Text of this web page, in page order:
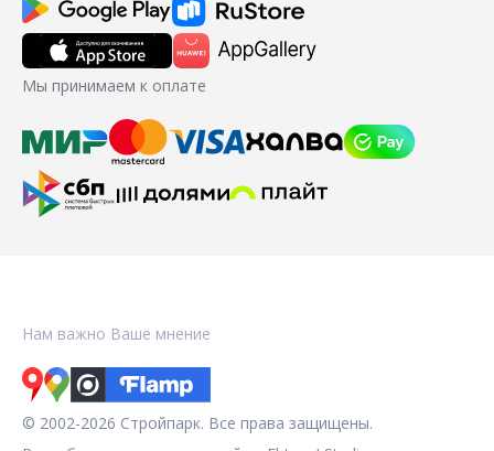
Мы принимаем к оплате
Нам важно Ваше мнение
© 2002-2026 Стройпарк. Все права защищены.